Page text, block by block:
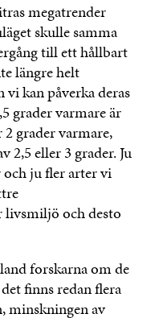
megatrender
skulle samma
till ett hållbart
längre helt
kan påverka deras
grader varmare är
grader varmare,
2,5 eller 3 grader. Ju
ju fler arter vi
livsmiljö och desto
forskarna om de
finns redan flera
minskningen av